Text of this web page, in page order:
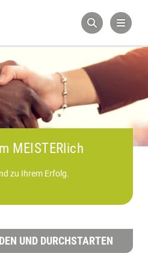
MEISTERlich
zu Ihrem Erfolg.
UND DURCHSTARTEN